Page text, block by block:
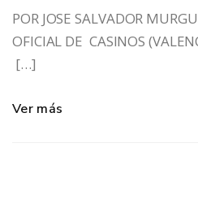
POR JOSE SALVADOR
OFICIAL DE
[…]
Ver más